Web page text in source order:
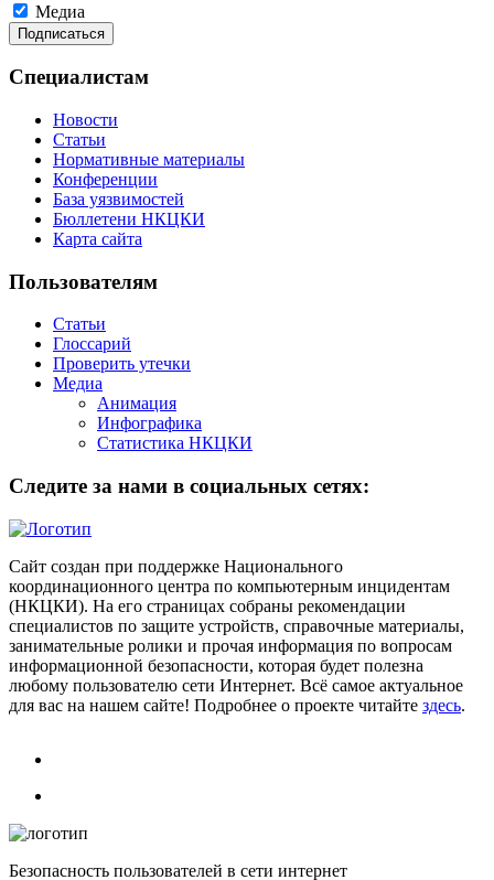
Медиа
Специалистам
Новости
Статьи
Нормативные материалы
Конференции
База уязвимостей
Бюллетени НКЦКИ
Карта сайта
Пользователям
Статьи
Глоссарий
Проверить утечки
Медиа
Анимация
Инфографика
Статистика НКЦКИ
Следите за нами в социальных сетях:
Сайт создан при поддержке Национального
координационного центра по компьютерным инцидентам
(НКЦКИ). На его страницах собраны рекомендации
специалистов по защите устройств, справочные материалы,
занимательные ролики и прочая информация по вопросам
информационной безопасности, которая будет полезна
любому пользователю сети Интернет. Всё самое актуальное
для вас на нашем сайте! Подробнее о проекте читайте здесь.
Безопасность пользователей в сети интернет